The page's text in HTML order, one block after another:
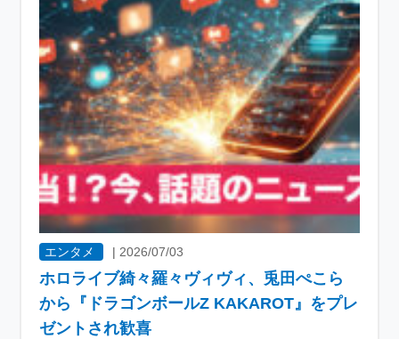
エンタメ |2026/07/03
ホロライブ綺々羅々ヴィヴィ、兎田ぺこら
から『ドラゴンボールZ KAKAROT』をプレ
ゼントされ歓喜